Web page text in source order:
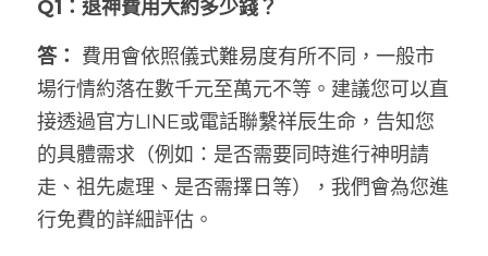
Q1：退神費用大約多少錢？
答： 費用會依照儀式難易度有所不同，一般市
場行情約落在數千元至萬元不等。建議您可以直
接透過官方LINE或電話聯繫祥辰生命，告知您
的具體需求（例如：是否需要同時進行神明請
走、祖先處理、是否需擇日等），我們會為您進
行免費的詳細評估。